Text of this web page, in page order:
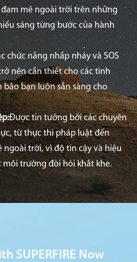
mê ngoài trời trên những
sáng từng bước của hành
chức năng nhấp nháy và SOS
nên cần thiết cho các tình
bảo bạn luôn sẵn sàng cho
Được tin tưởng bởi các chuyên
từ thực thi pháp luật đến
trời, vì độ tin cậy và hiệu
môi trường đòi hỏi khắt khe.
SUPERFIRE Now